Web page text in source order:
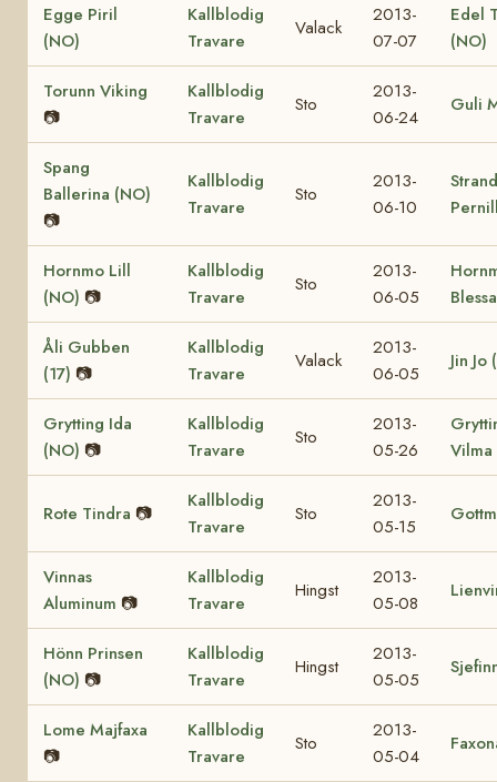
Egge Piril
(NO)
Kallblodig
Travare
Valack
2013-
07-07
Edel
(NO)
Torunn Viking
📷
Kallblodig
Travare
Sto
2013-
06-24
Guli
Spang
Ballerina (NO)
📷
Kallblodig
Travare
Sto
2013-
06-10
Hornmo Lill
(NO) 📷
Kallblodig
Travare
Sto
2013-
06-05
Åli Gubben
(17) 📷
Kallblodig
Travare
Valack
2013-
06-05
Jin Jo
Grytting Ida
(NO) 📷
Kallblodig
Travare
Sto
2013-
05-26
Rote Tindra 📷
Kallblodig
Travare
Sto
2013-
05-15
Vinnas
Aluminum 📷
Kallblodig
Travare
Hingst
2013-
05-08
Hönn Prinsen
(NO) 📷
Kallblodig
Travare
Hingst
2013-
05-05
Lome Majfaxa
📷
Kallblodig
Travare
Sto
2013-
05-04